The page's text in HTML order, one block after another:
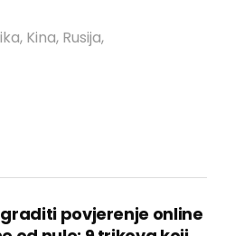
, Kina, Rusija,
povjerenje online